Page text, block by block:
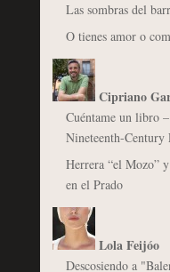
Las sombras del
O tienes amor o
Cipriano
Cuéntame un libro
Nineteenth-Century
Herrera “el Mozo”
en el Prado
Lola Feijóo
Descosiendo a